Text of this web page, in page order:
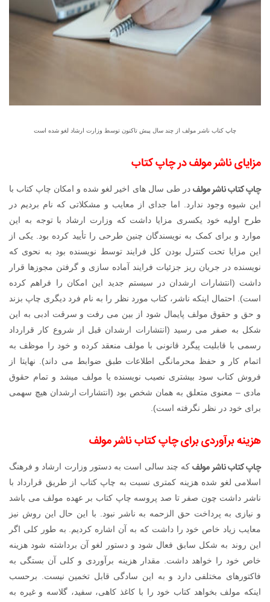
چاپ کتاب ناشر مولف از چند سال پیش تاکنون توسط وزارت ارشاد لغو شده است
مزایای ناشر مولف در چاپ کتاب
چاپ کتاب ناشر مولف در طی سال های اخیر لغو شده و امکان چاپ کتاب با
این شیوه وجود ندارد. اما جدای از معایب و مشکلاتی که نام بردیم در
طرح اولیه خود یکسری مزایا داشت که وزارت ارشاد با توجه به این
موارد و برای کمک به نویسندگان چنین طرحی را تأیید کرده بود. یکی از
این مزایا تحت کنترل بودن کل فرایند توسط نویسنده بود به نحوی که
نویسنده در جریان ریز جزئیات فرایند آماده سازی و گرفتن مجوزها قرار
داشت (انتشارات ارشدان در سیستم جدید این امکان را فراهم کرده
است). احتمال اینکه ناشر، کتاب مورد نظر را به نام فرد دیگری چاپ بزند
و حق و حقوق مولف پایمال شود از بین می رفت و سرقت ادبی به این
شکل به صفر می رسید (انتشارات ارشدان قبل از شروع کار قرارداد
رسمی با قابلیت پیگرد قانونی با مولف منعقد کرده و خود را موظف به
اتمام کار و حفظ محرمانگی اطلاعات طبق ضوابط می داند). نهایتا از
فروش کتاب سود بیشتری نصیب نویسنده یا مولف میشد و تمام حقوق
مادی – معنوی متعلق به همان شخص بود (انتشارات ارشدان هیچ سهمی
برای خود در نظر نگرفته است).
هزینه برآوردی برای چاپ کتاب ناشر مولف
چاپ کتاب ناشر مولفکه چند سالی است به دستور وزارت ارشاد و فرهنگ
اسلامی لغو شده هزینه کمتری نسبت به چاپ کتاب از طریق قرارداد با
ناشر داشت چون صفر تا صد پروسه چاپ کتاب بر عهده مولف می باشد
و نیازی به پرداخت حق الزحمه به ناشر نبود. با این حال این روش نیز
معایب زیاد خاص خود را داشت که به آن اشاره کردیم. به طور کلی اگر
این روند به شکل سابق فعال شود و دستور لغو آن برداشته شود هزینه
خاص خود را خواهد داشت. مقدار هزینه برآوردی و کلی آن بستگی به
فاکتورهای مختلفی دارد و به این سادگی قابل تخمین نیست. برحسب
اینکه مولف بخواهد کتاب خود را با کاغذ کاهی، سفید، گلاسه و غیره به